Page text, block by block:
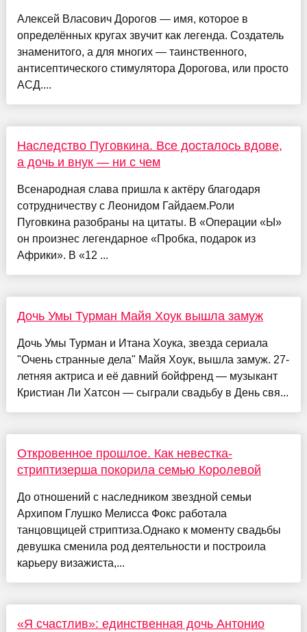
Алексей Власович Дорогов — имя, которое в
определённых кругах звучит как легенда. Создатель
знаменитого, а для многих — таинственного,
антисептического стимулятора Дорогова, или просто
АСД....
Наследство Пуговкина. Все досталось вдове,
а дочь и внук — ни с чем
Всенародная слава пришла к актёру благодаря
сотрудничеству с Леонидом Гайдаем.Роли
Пуговкина разобраны на цитаты. В «Операции «Ы»
он произнес легендарное «Пробка, подарок из
Африки». В «12 ...
Дочь Умы Турман Майя Хоук вышла замуж
Дочь Умы Турман и Итана Хоука, звезда сериала
"Очень странные дела" Майя Хоук, вышла замуж. 27-
летняя актриса и её давний бойфренд — музыкант
Кристиан Ли Хатсон — сыграли свадьбу в День свя...
Откровенное прошлое. Как невестка-
стриптизерша покорила семью Королевой
До отношений с наследником звездной семьи
Архипом Глушко Мелисса Фокс работала
танцовщицей стриптиза.Однако к моменту свадьбы
девушка сменила род деятельности и построила
карьеру визажиста,...
«Я счастлив»: единственная дочь Антонио